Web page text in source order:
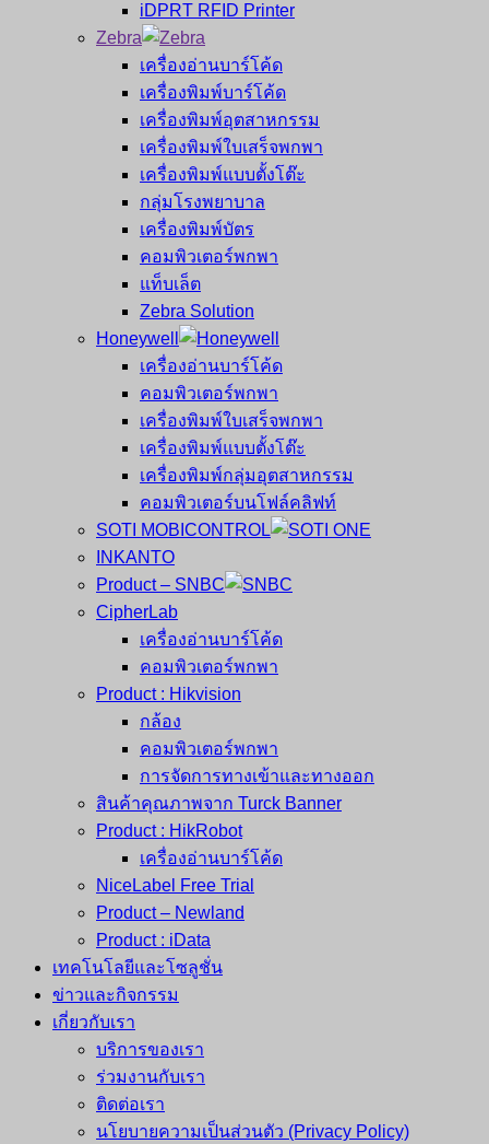
iDPRT RFID Printer
Zebra
เครื่องอ่านบาร์โค้ด
เครื่องพิมพ์บาร์โค้ด
เครื่องพิมพ์อุตสาหกรรม
เครื่องพิมพ์ใบเสร็จพกพา
เครื่องพิมพ์แบบตั้งโต๊ะ
กลุ่มโรงพยาบาล
เครื่องพิมพ์บัตร
คอมพิวเตอร์พกพา
แท็บเล็ต
Zebra Solution
Honeywell
เครื่องอ่านบาร์โค้ด
คอมพิวเตอร์พกพา
เครื่องพิมพ์ใบเสร็จพกพา
เครื่องพิมพ์แบบตั้งโต๊ะ
เครื่องพิมพ์กลุ่มอุตสาหกรรม
คอมพิวเตอร์บนโฟล์คลิฟท์
SOTI MOBICONTROL
INKANTO
Product – SNBC
CipherLab
เครื่องอ่านบาร์โค้ด
คอมพิวเตอร์พกพา
Product : Hikvision
กล้อง
คอมพิวเตอร์พกพา
การจัดการทางเข้าและทางออก
สินค้าคุณภาพจาก Turck Banner
Product : HikRobot
เครื่องอ่านบาร์โค้ด
NiceLabel Free Trial
Product – Newland
Product : iData
เทคโนโลยีและโซลูชั่น
ข่าวและกิจกรรม
เกี่ยวกับเรา
บริการของเรา
ร่วมงานกับเรา
ติดต่อเรา
นโยบายความเป็นส่วนตัว (Privacy Policy)